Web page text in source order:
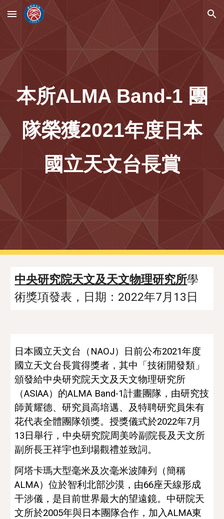
Skip to main content Skip to navigation
本所ALMA Band-1 團
隊榮獲2021年度日本
國立天文台長賞
中央研究院天文及天文物理研究所學
術獎項發表，日期：2022年7月 13 日
日本國立天文台 （ NAOJ）
日前公布2021年度
國立天文台長賞得獎者，其中「技術開發類」
頒發給中央研究院天文及天文物理研究所
（ASIAA）的ALMA Band-1計畫團隊，由研究技
師黃耀德、研究員高培邁、及特聘研究員朱有
花代表全體團隊領獎。授獎儀式於2022年7月
13日舉行， 中央研究院周美吟副院長及天文所
副所長王祥宇也到場觀禮並致詞。
阿塔卡瑪大型毫米及次毫米波陣列（簡稱
ALMA）位於智利北部沙漠，由66座天線形成
干涉儀，是目前世界最大的望遠鏡。中研院天
文所於2005年與日本團隊合作，加入ALMA東